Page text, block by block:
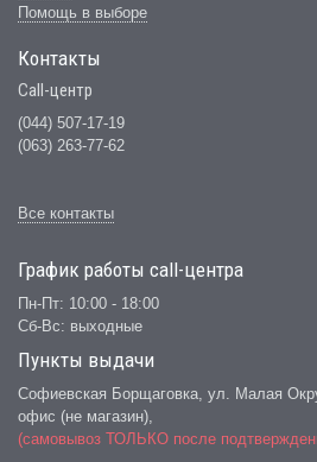
Помощь в выборе
Контакты
Call-центр
(044) 507-17-19
(063) 263-77-62
Все контакты
График работы сall-центра
Пн-Пт: 10:00 - 18:00
Сб-Вс: выходные
Пункты выдачи
Софиевская Борщаговка, ул. Малая
офис (не магазин)
(самовывоз ТОЛЬКО после